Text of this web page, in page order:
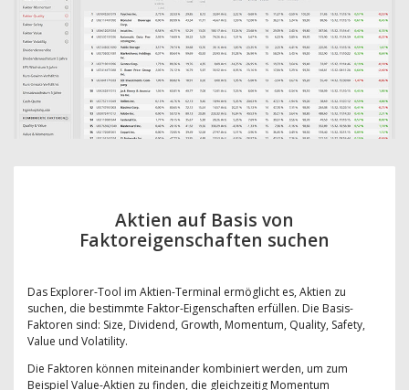
Aktien auf Basis von
Faktoreigenschaften suchen
Das Explorer-Tool im Aktien-Terminal ermöglicht es, Aktien zu
suchen, die bestimmte Faktor-Eigenschaften erfüllen. Die Basis-
Faktoren sind: Size, Dividend, Growth, Momentum, Quality, Safety,
Value und Volatility.
Die Faktoren können miteinander kombiniert werden, um zum
Beispiel Value-Aktien zu finden, die gleichzeitig Momentum